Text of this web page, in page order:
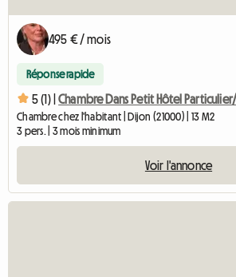
495 € / mois
Réponse rapide
5 (1) | Chambre Dans Petit Hôtel
Chambre chez l'habitant | Dijon (21000) | 13 M2
3 pers. | 3 mois minimum
Voir l'annonce